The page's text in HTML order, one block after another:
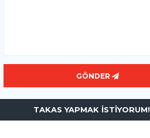
GÖNDER
TAKAS YAPMAK ISTIYORUM!